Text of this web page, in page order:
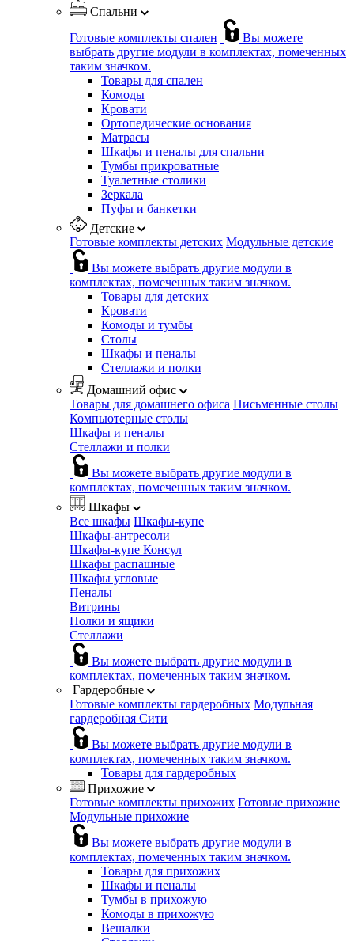
Спальни
Готовые комплекты спален
Вы можете
выбрать другие модули в комплектах, помеченных
таким значком.
Товары для спален
Комоды
Кровати
Ортопедические основания
Матрасы
Шкафы и пеналы для спальни
Тумбы прикроватные
Туалетные столики
Зеркала
Пуфы и банкетки
Детские
Готовые комплекты детских Модульные детские
Вы можете выбрать другие модули в
комплектах, помеченных таким значком.
Товары для детских
Кровати
Комоды и тумбы
Столы
Шкафы и пеналы
Стеллажи и полки
Домашний офис
Товары для домашнего офиса Письменные столы
Компьютерные столы
Шкафы и пеналы
Стеллажи и полки
Вы можете выбрать другие модули в
комплектах, помеченных таким значком.
Шкафы
Все шкафы Шкафы-купе
Шкафы-антресоли
Шкафы-купе Консул
Шкафы распашные
Шкафы угловые
Пеналы
Витрины
Полки и ящики
Стеллажи
Вы можете выбрать другие модули в
комплектах, помеченных таким значком.
Гардеробные
Готовые комплекты гардеробных Модульная
гардеробная Сити
Вы можете выбрать другие модули в
комплектах, помеченных таким значком.
Товары для гардеробных
Прихожие
Готовые комплекты прихожих Готовые прихожие
Модульные прихожие
Вы можете выбрать другие модули в
комплектах, помеченных таким значком.
Товары для прихожих
Шкафы и пеналы
Тумбы в прихожую
Комоды в прихожую
Вешалки